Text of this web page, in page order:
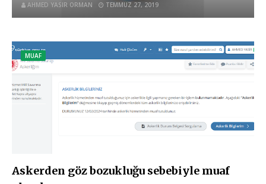
AHMED YASIR ORMAN TEMMUZ 27, 2019
MUAF
Askerden göz bozukluğu sebebiyle muaf